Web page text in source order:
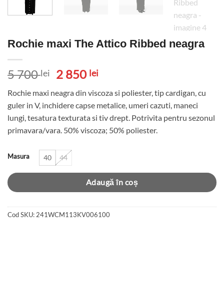
Rochie maxi The Attico Ribbed neagra
5 700lei
Prețul
a
fost:
5
700 lei.
2 850 leiPrețul
este:
2
850 lei.
Rochie maxi neagra din viscoza si poliester, tip cardigan, cu
guler in V, inchidere capse metalice, umeri cazuti, maneci
lungi, tesatura texturata si tiv drept. Potrivita pentru sezonul
primavara/vara. 50% viscoza; 50% poliester.
Masura 40 44
Adaugă în coș
Cod SKU: 241WCM113KV006100